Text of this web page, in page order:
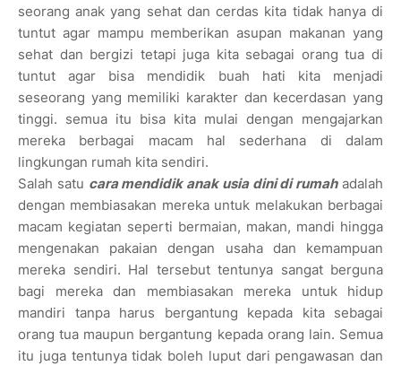
seorang anak yang sehat dan cerdas kita tidak hanya di
tuntut agar mampu memberikan asupan makanan yang
sehat dan bergizi tetapi juga kita sebagai orang tua di
tuntut agar bisa mendidik buah hati kita menjadi
seseorang yang memiliki karakter dan kecerdasan yang
tinggi. semua itu bisa kita mulai dengan mengajarkan
mereka berbagai macam hal sederhana di dalam
lingkungan rumah kita sendiri.
Salah satu cara mendidik anak usia dini di rumahadalah
dengan membiasakan mereka untuk melakukan berbagai
macam kegiatan seperti bermaian, makan, mandi hingga
mengenakan pakaian dengan usaha dan kemampuan
mereka sendiri. Hal tersebut tentunya sangat berguna
bagi mereka dan membiasakan mereka untuk hidup
mandiri tanpa harus bergantung kepada kita sebagai
orang tua maupun bergantung kepada orang lain. Semua
itu juga tentunya tidak boleh luput dari pengawasan dan